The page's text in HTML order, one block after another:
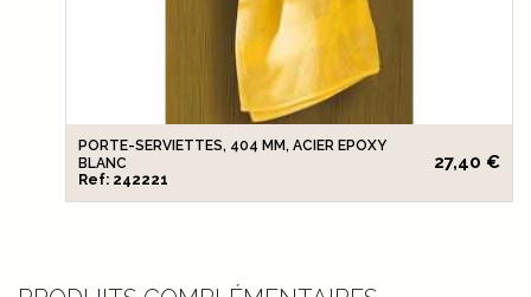
PORTE-SERVIETTES, 404 MM, ACIER EPOXY
BLANC
Ref: 242221
27,40 €